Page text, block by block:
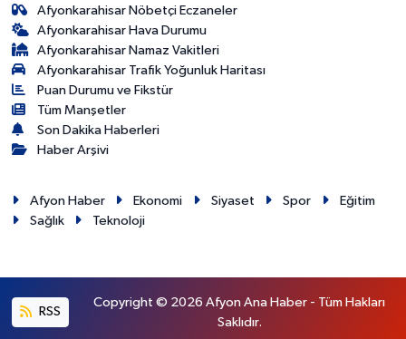
Afyonkarahisar Nöbetçi Eczaneler
Afyonkarahisar Hava Durumu
Afyonkarahisar Namaz Vakitleri
Afyonkarahisar Trafik Yoğunluk Haritası
Puan Durumu ve Fikstür
Tüm Manşetler
Son Dakika Haberleri
Haber Arşivi
Afyon Haber Ekonomi Siyaset Spor
Eğitim
Sağlık
Teknoloji
RSS
Copyright © 2026 Afyon Ana Haber - Tüm Hakları
Saklıdır.